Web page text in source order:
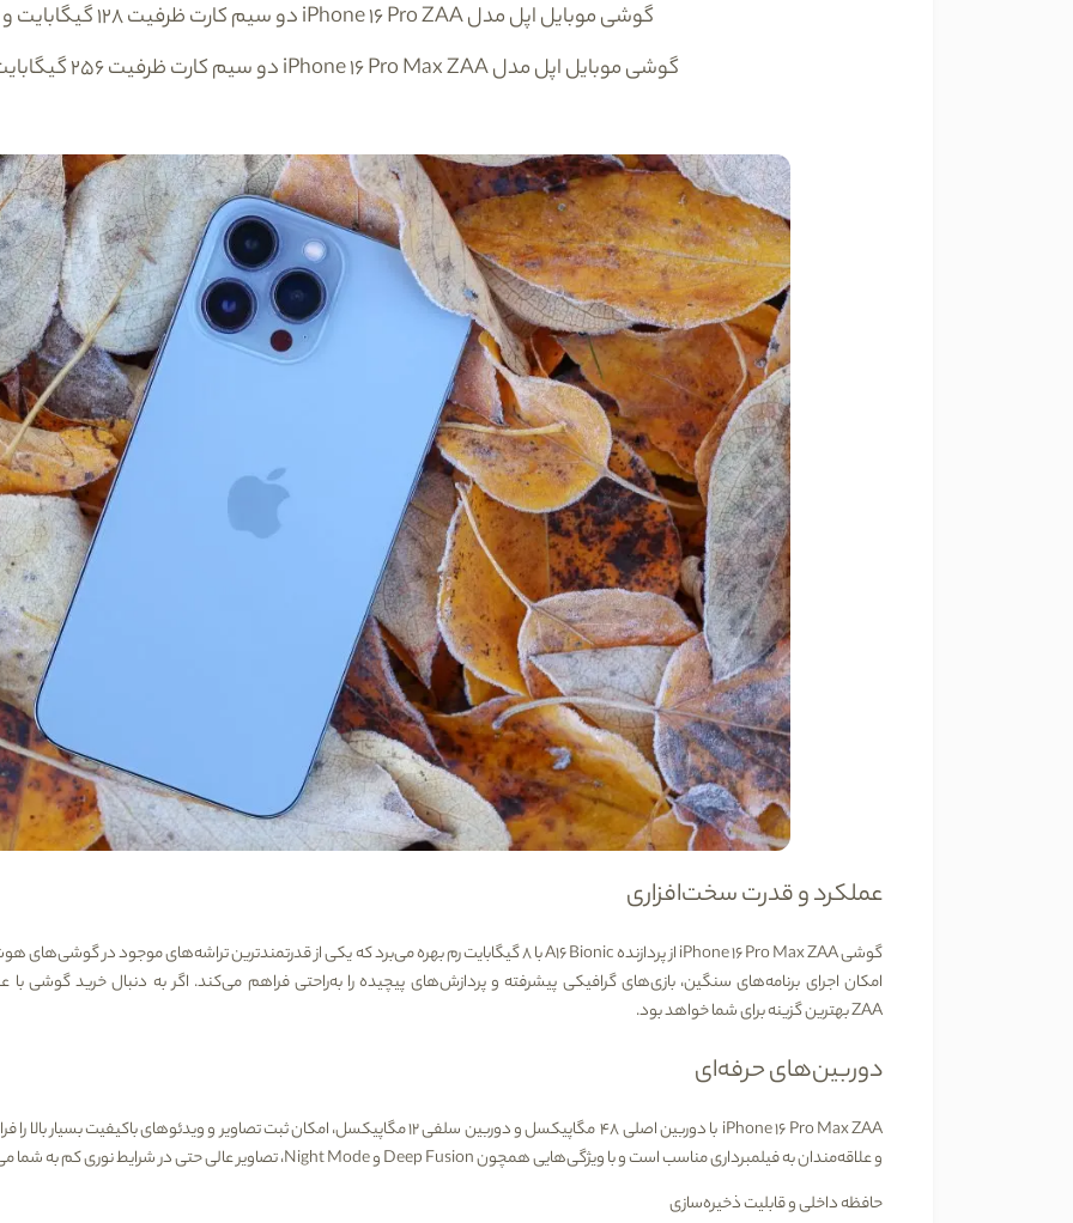
گوشی موبایل اپل مدلiPhone 16 Pro ZAA دو سیم کارت ظرفیت۱۲۸گیگابایت و رم 8
گوشی موبایل اپل مدل
دو سیم کارت ظرفیت 256 گیگابایت و رم 8 گیگابایت
عملکرد و قدرت سخت‌افزاری
گوشیiPhone 16 Pro Max ZAAاز پردازندهA16 Bionicبا8گیگابایت رم
امکان اجرای برنامه‌های سنگین، بازی‌های گرافیکی پیشرفته و پردازش‌های پیچیده را به‌راحتی فراهم می‌کند. اگر به دنبال خرید
ZAAبهترین گزینه برای شما خواهد بود.
دوربین‌های حرفه‌ای
iPhone 16 Pro Max ZAA با دوربین اصلی48مگاپیکسل
و دوربین سلفی 12 مگاپیکسل، امکان ثبت تصاویر و ویدئوهای باکیفیت
و علاقه‌مندان به فیلمبرداری مناسب است و با ویژگی‌هایی همچونDeep FusionوNight Mode، تصاویر عالی حتی در شرایط نوری کم به
حافظه داخلی و قابلیت ذخیره‌سازی